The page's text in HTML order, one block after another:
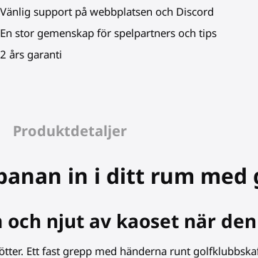
Vänlig support på webbplatsen och Discord
En stor gemenskap för spelpartners och tips
2 års garanti
Produktdetaljer
in i ditt rum
och njut av kaoset när
Ett fast grepp med händerna runt